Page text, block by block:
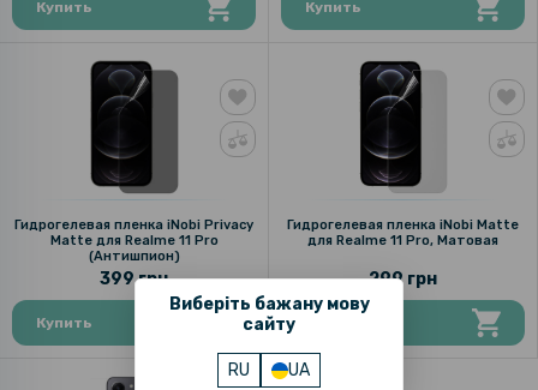
Виберіть бажану мову
сайту
RU UA
Купить Купить
Гидрогелевая пленка iNobi Privacy
Matte для Realme 11 Pro
(Антишпион)
399 грн
Купить
Гидрогелевая пленка iNobi Matte
для Realme 11 Pro, Матовая
299 грн